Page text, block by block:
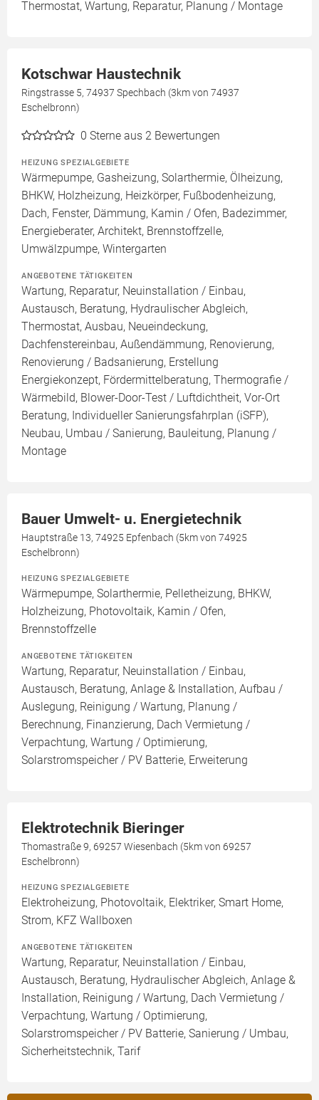
Thermostat, Wartung, Reparatur, Planung / Montage
Kotschwar Haustechnik
Ringstrasse 5, 74937 Spechbach (3km von 74937
Eschelbronn)
0 Sterne aus 2 Bewertungen
HEIZUNG SPEZIALGEBIETE
Wärmepumpe, Gasheizung, Solarthermie, Ölheizung,
BHKW, Holzheizung, Heizkörper, Fußbodenheizung,
Dach, Fenster, Dämmung, Kamin / Ofen, Badezimmer,
Energieberater, Architekt, Brennstoffzelle,
Umwälzpumpe, Wintergarten
ANGEBOTENE TÄTIGKEITEN
Wartung, Reparatur, Neuinstallation / Einbau,
Austausch, Beratung, Hydraulischer Abgleich,
Thermostat, Ausbau, Neueindeckung,
Dachfenstereinbau, Außendämmung, Renovierung,
Renovierung / Badsanierung, Erstellung
Energiekonzept, Fördermittelberatung, Thermografie /
Wärmebild, Blower-Door-Test / Luftdichtheit, Vor-Ort
Beratung, Individueller Sanierungsfahrplan (iSFP),
Neubau, Umbau / Sanierung, Bauleitung, Planung /
Montage
Bauer Umwelt- u. Energietechnik
Hauptstraße 13, 74925 Epfenbach (5km von 74925
Eschelbronn)
HEIZUNG SPEZIALGEBIETE
Wärmepumpe, Solarthermie, Pelletheizung, BHKW,
Holzheizung, Photovoltaik, Kamin / Ofen,
Brennstoffzelle
ANGEBOTENE TÄTIGKEITEN
Wartung, Reparatur, Neuinstallation / Einbau,
Austausch, Beratung, Anlage & Installation, Aufbau /
Auslegung, Reinigung / Wartung, Planung /
Berechnung, Finanzierung, Dach Vermietung /
Verpachtung, Wartung / Optimierung,
Solarstromspeicher / PV Batterie, Erweiterung
Elektrotechnik Bieringer
Thomastraße 9, 69257 Wiesenbach (5km von 69257
Eschelbronn)
HEIZUNG SPEZIALGEBIETE
Elektroheizung, Photovoltaik, Elektriker, Smart Home,
Strom, KFZ Wallboxen
ANGEBOTENE TÄTIGKEITEN
Wartung, Reparatur, Neuinstallation / Einbau,
Austausch, Beratung, Hydraulischer Abgleich, Anlage &
Installation, Reinigung / Wartung, Dach Vermietung /
Verpachtung, Wartung / Optimierung,
Solarstromspeicher / PV Batterie, Sanierung / Umbau,
Sicherheitstechnik, Tarif